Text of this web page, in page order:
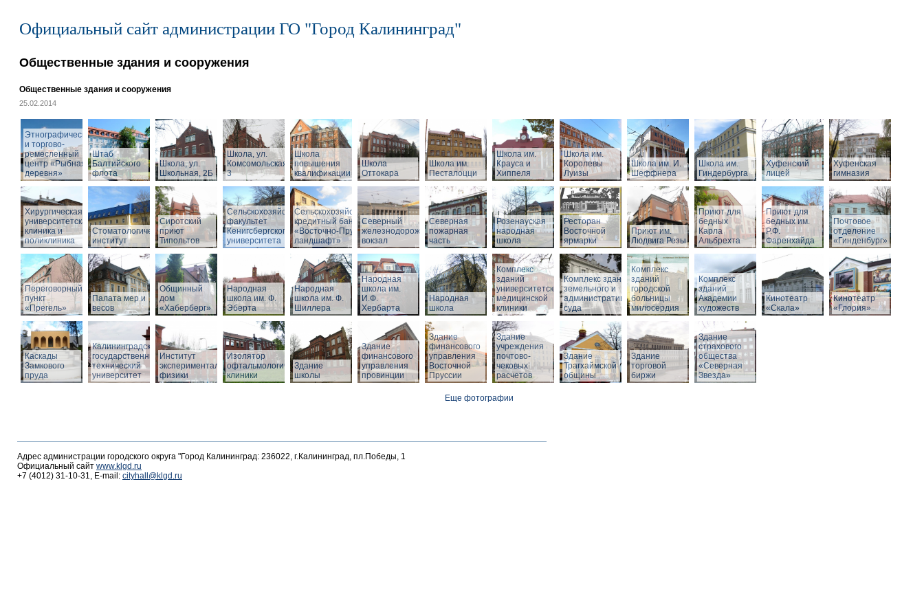
Официальный сайт администрации ГО "Город Калининград"
Общественные здания и сооружения
Общественные здания и сооружения
25.02.2014
Этнографический
и торгово-
ремесленный
центр «Рыбная
деревня»
Штаб
Балтийского
флота
Школа, ул.
Школьная, 2Б
Школа, ул.
Комсомольская,
3
Школа
повышения
квалификации
Школа
Оттокара
Школа им.
Песталоцци
Школа им.
Крауса и
Хиппеля
Школа им.
Королевы
Луизы
Школа им. И.
Шеффнера
Школа им.
Гиндербурга
Хуфенский
лицей
Хуфенская
гимназия
Хирургическая
университетская
клиника и
поликлиника
Стоматологический
институт
Сиротский
приют
Типольтов
Сельскохозяйственный
факультет
Кенигсбергского
университета
Сельскохозяйственный
кредитный банк
«Восточно-Прусский
ландшафт»
Северный
железнодорожный
вокзал
Северная
пожарная
часть
Розенауская
народная
школа
Ресторан
Восточной
ярмарки
Приют им.
Людвига Резы
Приют для
бедных
Карла
Альбрехта
Приют для
бедных им.
Р.Ф.
Фаренхайда
Почтовое
отделение
«Гинденбург»
Переговорный
пункт
«Прегель»
Палата мер и
весов
Общинный
дом
«Хаберберг»
Народная
школа им. Ф.
Эберта
Народная
школа им. Ф.
Шиллера
Народная
школа им.
И.Ф.
Хербарта
Народная
школа
Комплекс
зданий
университетской
медицинской
клиники
Комплекс зданий
земельного и
административного
суда
Комплекс
зданий
городской
больницы
милосердия
Комплекс
зданий
Академии
художеств
Кинотеатр
«Скала»
Кинотеатр
«Глория»
Каскады
Замкового
пруда
Калининградский
государственный
технический
университет
Институт
экспериментальной
физики
Изолятор
офтальмологической
клиники
Здание
школы
Здание
финансового
управления
провинции
Здание
финансового
управления
Восточной
Пруссии
Здание
учреждения
почтово-
чековых
расчетов
Здание
Трагхаймской
общины
Здание
торговой
биржи
Здание
страхового
общества
«Северная
Звезда»
Еще фотографии
Адрес администрации городского округа "Город Калининград: 236022, г.Калининград, пл.Победы, 1
Официальный сайт www.klgd.ru
+7 (4012) 31-10-31, E-mail: cityhall@klgd.ru